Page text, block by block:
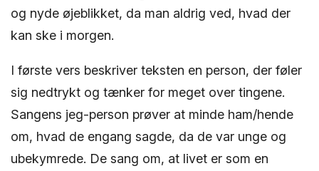
og nyde øjeblikket, da man aldrig ved, hvad der
kan ske i morgen.
I første vers beskriver teksten en person, der føler
sig nedtrykt og tænker for meget over tingene.
Sangens jeg-person prøver at minde ham/hende
om, hvad de engang sagde, da de var unge og
ubekymrede. De sang om, at livet er som en